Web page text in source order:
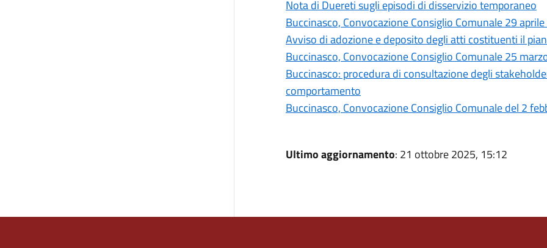
Nota di Duereti sugli episodi di disservizio temporaneo
Buccinasco, Convocazione Consiglio Comunale 29
Avviso di adozione e deposito degli atti costituenti il
Buccinasco, Convocazione Consiglio Comunale 25
Buccinasco: procedura di consultazione degli
comportamento
Buccinasco, Convocazione Consiglio Comunale del 2
Ultimo aggiornamento: 21 ottobre 2025, 15:12